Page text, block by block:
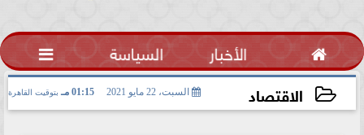
 الأخبار السياسة 
الاقتصاد السبت، 22 مايو 2021 01:15 مـ بتوقيت القاهرة